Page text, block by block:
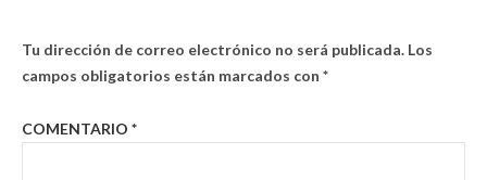
Tu dirección de correo electrónico no será publicada. Los
campos obligatorios están marcados con *
COMENTARIO *